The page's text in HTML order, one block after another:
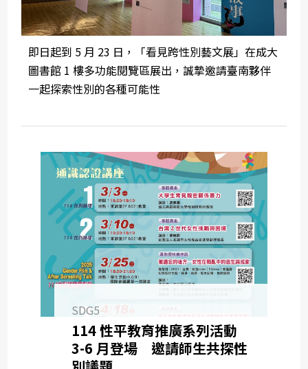
即日起到 5 月 23 日，「看見跨性別藝文展」在成大
圖書館 1 樓多功能閱覽區展出，誠摯邀請臺南夥伴
一起探索性別的各種可能性
SDG5
114 性平教育推廣系列活動
3-6 月登場 邀請師生共探性